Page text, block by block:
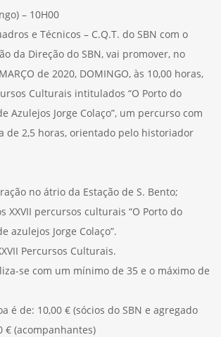
– 10H00
e Técnicos – C.Q.T. do SBN com o
da Direção do SBN, vai promover, no
de 2020, DOMINGO, às 10,00 horas,
Culturais intitulados “O Porto do
Azulejos Jorge Colaço”, um percurso com
de 2,5 horas, orientado pelo historiador
no átrio da Estação de S. Bento;
XXVII percursos culturais “O Porto do
azulejos Jorge Colaço”.
Percursos Culturais.
se com um mínimo de 35 e o máximo de
é de: 10,00 € (sócios do SBN e agregado
€ (acompanhantes)